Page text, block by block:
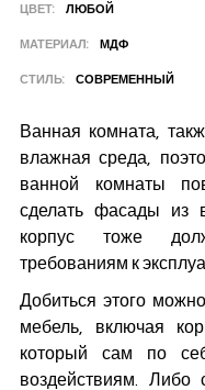
ЦВЕТ: ЛЮБОЙ
МАТЕРИАЛ: МДФ
СТИЛЬ: СОВРЕМЕННЫЙ
Ванная комната,
влажная среда,
ванной комнаты
сделать фасады из
корпус тоже
требованиям к
Добиться этого
мебель, включая
который сам по
воздействиям. Либо